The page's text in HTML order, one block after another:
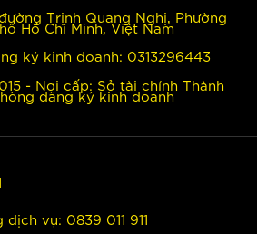
Trịnh Quang Nghị, Phường
Hồ Chí Minh, Việt Nam
ký kinh doanh: 0313296443
- Nơi cấp: Sở tài chính Thành
đăng ký kinh doanh
dịch vụ: 0839 011 911